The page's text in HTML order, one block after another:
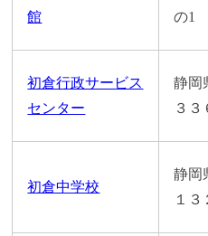
館
の1
初倉行政サービス
センター
静岡
３３
初倉中学校
静岡
１３